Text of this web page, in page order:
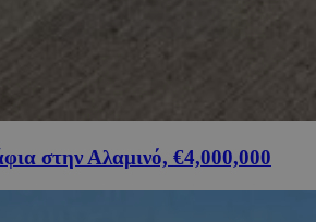
στην Αλαμινό, €4,000,000